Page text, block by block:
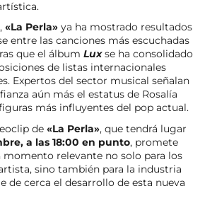
«La Perla» ya ha mostrado resultados
entre las canciones más escuchadas
que el álbum Luxse ha consolidado
de listas internacionales
Expertos del sector musical señalan
aún más el estatus de Rosalía
más influyentes del pop actual.
de «La Perla», que tendrá lugar
a las 18:00 en punto, promete
relevante no solo para los
sino también para la industria
de cerca el desarrollo de esta nueva